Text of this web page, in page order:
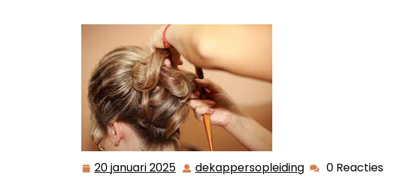
20 januari 2025 20 dekappersopleiding dekappersopleiding
0 Reacties